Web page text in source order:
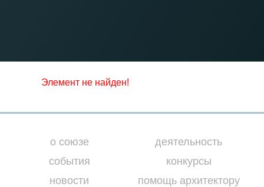
Элемент не найден!
о союзе
события
новости
деятельность
конкурсы
помощь архитектору